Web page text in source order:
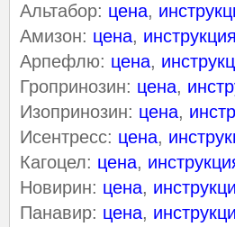
Альтабор: цена,
Амизон: цена, инструкция
Арпефлю: цена,
Гропринозин: цена,
Изопринозин: цена,
Исентресс: цена,
Кагоцел: цена,
Новирин: цена,
Панавир: цена,